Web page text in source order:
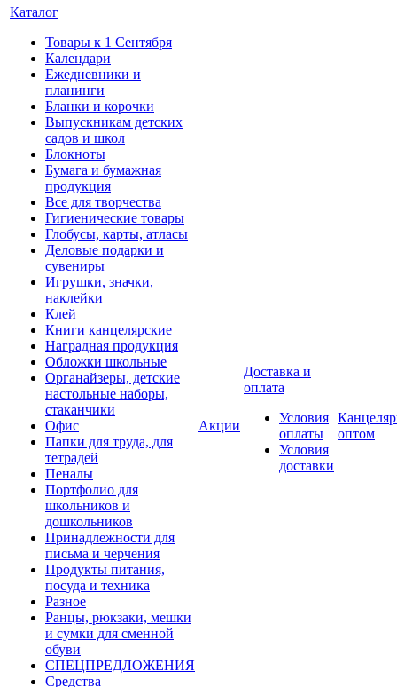
Каталог
Товары к 1 Сентября
Календари
Ежедневники и
планинги
Бланки и корочки
Выпускникам детских
садов и школ
Блокноты
Бумага и бумажная
продукция
Все для творчества
Гигиенические товары
Глобусы, карты, атласы
Деловые подарки и
сувениры
Игрушки, значки,
наклейки
Клей
Книги канцелярские
Наградная продукция
Обложки школьные
Органайзеры, детские
настольные наборы,
стаканчики
Офис
Папки для труда, для
тетрадей
Пеналы
Портфолио для
школьников и
дошкольников
Принадлежности для
письма и черчения
Продукты питания,
посуда и техника
Разное
Ранцы, рюкзаки, мешки
и сумки для сменной
обуви
СПЕЦПРЕДЛОЖЕНИЯ
Средства
Акции
Доставка и
оплата
Условия
оплаты
Условия
доставки
оптом